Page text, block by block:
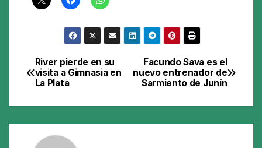
Navegación
de
Facundo Sava es el
nuevo entrenador de
Sarmiento de Junín
River pierde en su
visita a Gimnasia en
La Plata